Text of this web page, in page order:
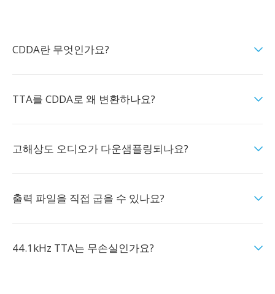
CDDA란 무엇인가요?
TTA를 CDDA로 왜 변환하나요?
고해상도 오디오가 다운샘플링되나요?
출력 파일을 직접 굽을 수 있나요?
44.1kHz TTA는 무손실인가요?